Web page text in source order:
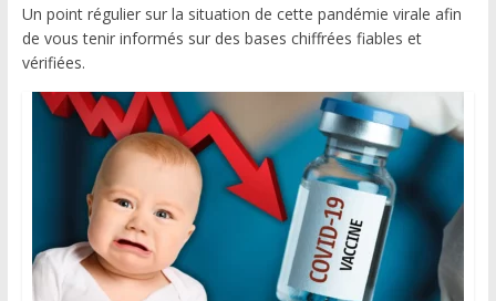
Un point régulier sur la situation de cette pandémie virale afin
de vous tenir informés sur des bases chiffrées fiables et
vérifiées.